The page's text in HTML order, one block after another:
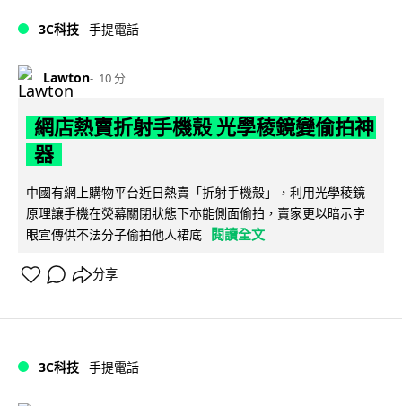
3C科技 手提電話
Lawton 10 分
網店熱賣折射手機殼 光學稜鏡變偷拍神
器
中國有網上購物平台近日熱賣「折射手機殼」，利用光學稜鏡
原理讓手機在熒幕關閉狀態下亦能側面偷拍，賣家更以暗示字
眼宣傳供不法分子偷拍他人裙底 閱讀全文
分享
3C科技 手提電話